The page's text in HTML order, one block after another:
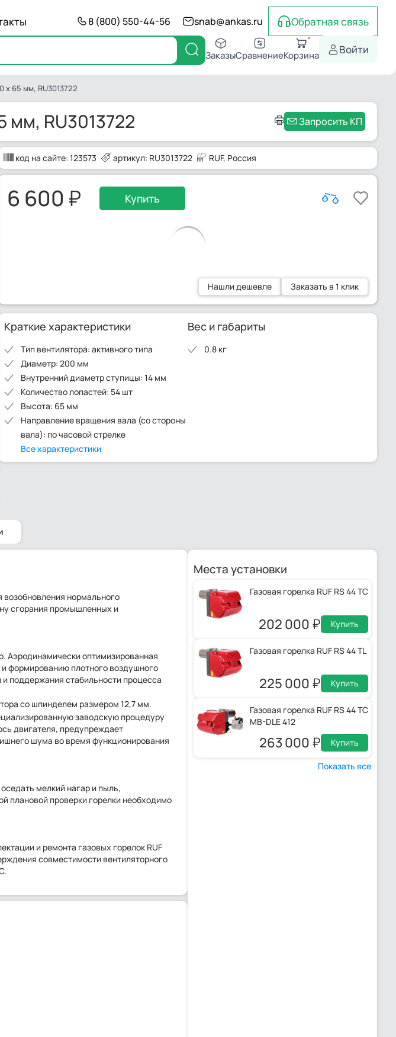
8 (800) 550-44-56 snab@ankas.ru Обратная связь
ЗаказыСравнениеКорзина Войти
x 65 мм, RU3013722
мм, RU3013722 Запросить КП
код на сайте: 123573 артикул: RU3013722 RUF, Россия
6 600 Купить
Нашли дешевле Заказать в 1 клик
Краткие характеристики
Тип вентилятора: активного типа
Диаметр: 200 мм
Внутренний диаметр ступицы: 14 мм
Количество лопастей: 54 шт
Высота: 65 мм
Направление вращения вала (со стороны
вала): по часовой стрелке
Все характеристики
Вес и габариты
0.8 кг
возобновления нормального
сгорания промышленных и
Аэродинамически оптимизированная
формированию плотного воздушного
поддержания стабильности процесса
со шпинделем размером 12,7 мм.
заводскую процедуру
двигателя, предупреждает
шума во время функционирования
мелкий нагар и пыль,
плановой проверки горелки необходимо
и ремонта газовых горелок RUF
совместимости вентиляторного
Места установки
Газовая горелка RUF RS 44 TC
202 000 Купить
Газовая горелка RUF RS 44 TL
225 000 Купить
Газовая горелка RUF RS 44 TC
MB-DLE 412
263 000 Купить
Показать все